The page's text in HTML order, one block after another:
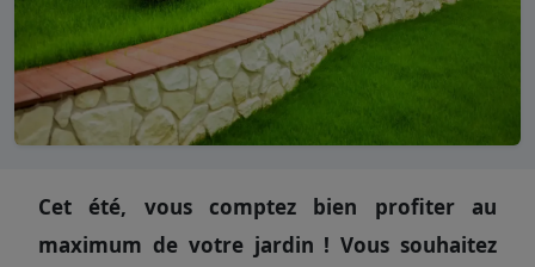
Cet été, vous comptez bien profiter au
maximum de votre jardin ! Vous souhaitez